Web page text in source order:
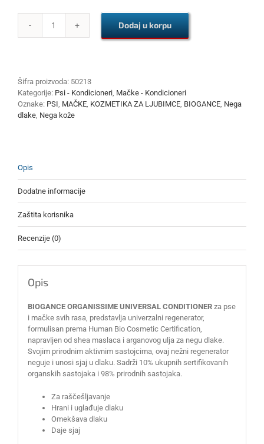
BIOGANCE
ORGANISSIME
CAT
250ml
količina
Dodaj u korpu
Šifra proizvoda: 50213
Kategorije: Psi - Kondicioneri Mačke - Kondicioneri
Oznake: PSI MAČKE KOZMETIKA ZA LJUBIMCE BIOGANCE Nega
dlake Nega kože
Opis
Dodatne informacije
Zaštita korisnika
Recenzije (0)
Opis
BIOGANCE ORGANISSIME UNIVERSAL CONDITIONERza pse
i mačke svih rasa, predstavlja univerzalni regenerator,
formulisan prema Human Bio Cosmetic Certification,
napravljen od shea maslaca i arganovog ulja za negu dlake.
Svojim prirodnim aktivnim sastojcima, ovaj nežni regenerator
neguje i unosi sjaj u dlaku. Sadrži 10% ukupnih sertifikovanih
organskih sastojaka i 98% prirodnih sastojaka.
Za raščešljavanje
Hrani i uglađuje dlaku
Omekšava dlaku
Daje sjaj